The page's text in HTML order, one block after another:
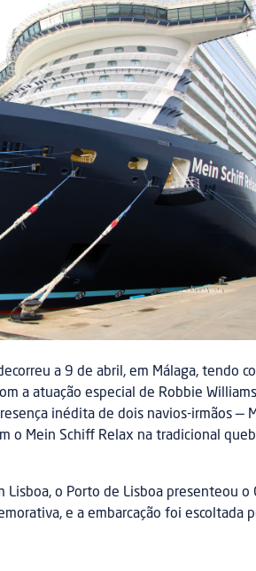
a 9 de abril, em Málaga, tendo
a atuação especial de Robbie
inédita de dois navios-irmãos —
o Mein Schiff Relax na tradicional
Lisboa, o Porto de Lisboa presenteou o
e a embarcação foi escoltada